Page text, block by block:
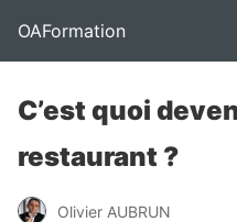
OAFormation
C’est quoi
restaurant ?
Olivier AUBRUN